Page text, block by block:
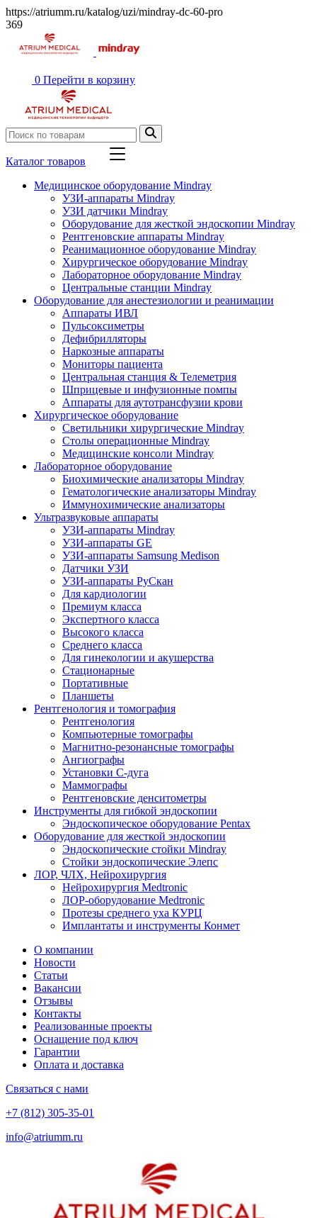
https://atriumm.ru/katalog/uzi/mindray-dc-60-pro
369
0 Перейти в корзину
Каталог товаров
Медицинское оборудование Mindray
УЗИ-аппараты Mindray
УЗИ датчики Mindray
Оборудование для жесткой эндоскопии Mindray
Рентгеновские аппараты Mindray
Реанимационное оборудование Mindray
Хирургическое оборудование Mindray
Лабораторное оборудование Mindray
Центральные станции Mindray
Оборудование для анестезиологии и реанимации
Аппараты ИВЛ
Пульсоксиметры
Дефибрилляторы
Наркозные аппараты
Мониторы пациента
Центральная станция & Телеметрия
Шприцевые и инфузионные помпы
Аппараты для аутотрансфузии крови
Хирургическое оборудование
Светильники хирургические Mindray
Столы операционные Mindray
Медицинские консоли Mindray
Лабораторное оборудование
Биохимические анализаторы Mindray
Гематологические анализаторы Mindray
Иммунохимические анализаторы
Ультразвуковые аппараты
УЗИ-аппараты Mindray
УЗИ-аппараты GE
УЗИ-аппараты Samsung Medison
Датчики УЗИ
УЗИ-аппараты РуСкан
Для кардиологии
Премиум класса
Экспертного класса
Высокого класса
Среднего класса
Для гинекологии и акушерства
Стационарные
Портативные
Планшеты
Рентгенология и томография
Рентгенология
Компьютерные томографы
Магнитно-резонансные томографы
Ангиографы
Установки С-дуга
Маммографы
Рентгеновские денситометры
Инструменты для гибкой эндоскопии
Эндоскопическое оборудование Pentax
Оборудование для жесткой эндоскопии
Эндоскопические стойки Mindray
Стойки эндоскопические Элепс
ЛОР, ЧЛХ, Нейрохирургия
Нейрохирургия Medtronic
ЛОР-оборудование Medtronic
Протезы среднего уха КУРЦ
Имплантаты и инструменты Конмет
О компании
Новости
Статьи
Вакансии
Отзывы
Контакты
Реализованные проекты
Оснащение под ключ
Гарантии
Оплата и доставка
Связаться с нами
+7 (812) 305-35-01
info@atriumm.ru